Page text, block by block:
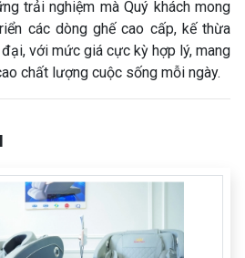
trải nghiệm mà Quý khách mong
các dòng ghế cao cấp, kế thừa
với mức giá cực kỳ hợp lý, mang
chất lượng cuộc sống mỗi ngày.